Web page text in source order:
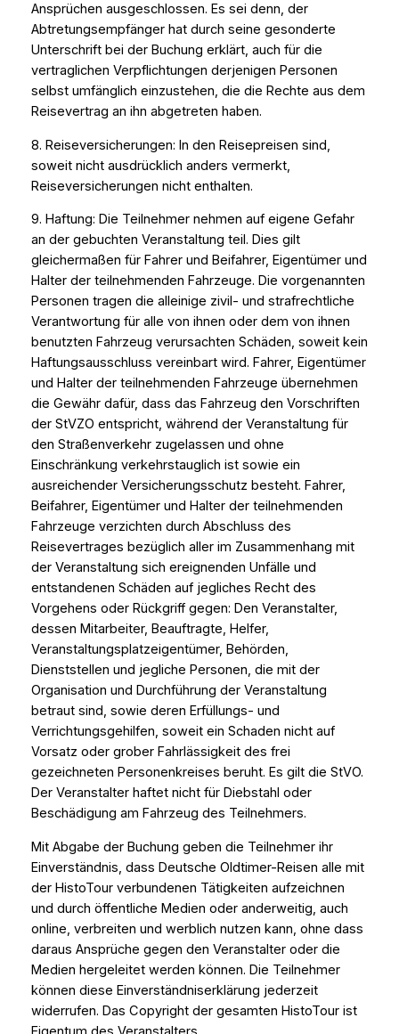
Ansprüchen ausgeschlossen. Es sei denn, der
Abtretungsempfänger hat durch seine gesonderte
Unterschrift bei der Buchung erklärt, auch für die
vertraglichen Verpflichtungen derjenigen Personen
selbst umfänglich einzustehen, die die Rechte aus dem
Reisevertrag an ihn abgetreten haben.
8. Reiseversicherungen: In den Reisepreisen sind,
soweit nicht ausdrücklich anders vermerkt,
Reiseversicherungen nicht enthalten.
9. Haftung: Die Teilnehmer nehmen auf eigene Gefahr
an der gebuchten Veranstaltung teil. Dies gilt
gleichermaßen für Fahrer und Beifahrer, Eigentümer und
Halter der teilnehmenden Fahrzeuge. Die vorgenannten
Personen tragen die alleinige zivil- und strafrechtliche
Verantwortung für alle von ihnen oder dem von ihnen
benutzten Fahrzeug verursachten Schäden, soweit kein
Haftungsausschluss vereinbart wird. Fahrer, Eigentümer
und Halter der teilnehmenden Fahrzeuge übernehmen
die Gewähr dafür, dass das Fahrzeug den Vorschriften
der StVZO entspricht, während der Veranstaltung für
den Straßenverkehr zugelassen und ohne
Einschränkung verkehrstauglich ist sowie ein
ausreichender Versicherungsschutz besteht. Fahrer,
Beifahrer, Eigentümer und Halter der teilnehmenden
Fahrzeuge verzichten durch Abschluss des
Reisevertrages bezüglich aller im Zusammenhang mit
der Veranstaltung sich ereignenden Unfälle und
entstandenen Schäden auf jegliches Recht des
Vorgehens oder Rückgriff gegen: Den Veranstalter,
dessen Mitarbeiter, Beauftragte, Helfer,
Veranstaltungsplatzeigentümer, Behörden,
Dienststellen und jegliche Personen, die mit der
Organisation und Durchführung der Veranstaltung
betraut sind, sowie deren Erfüllungs- und
Verrichtungsgehilfen, soweit ein Schaden nicht auf
Vorsatz oder grober Fahrlässigkeit des frei
gezeichneten Personenkreises beruht. Es gilt die StVO.
Der Veranstalter haftet nicht für Diebstahl oder
Beschädigung am Fahrzeug des Teilnehmers.
Mit Abgabe der Buchung geben die Teilnehmer ihr
Einverständnis, dass Deutsche Oldtimer-Reisen alle mit
der HistoTour verbundenen Tätigkeiten aufzeichnen
und durch öffentliche Medien oder anderweitig, auch
online, verbreiten und werblich nutzen kann, ohne dass
daraus Ansprüche gegen den Veranstalter oder die
Medien hergeleitet werden können. Die Teilnehmer
können diese Einverständniserklärung jederzeit
widerrufen. Das Copyright der gesamten HistoTour ist